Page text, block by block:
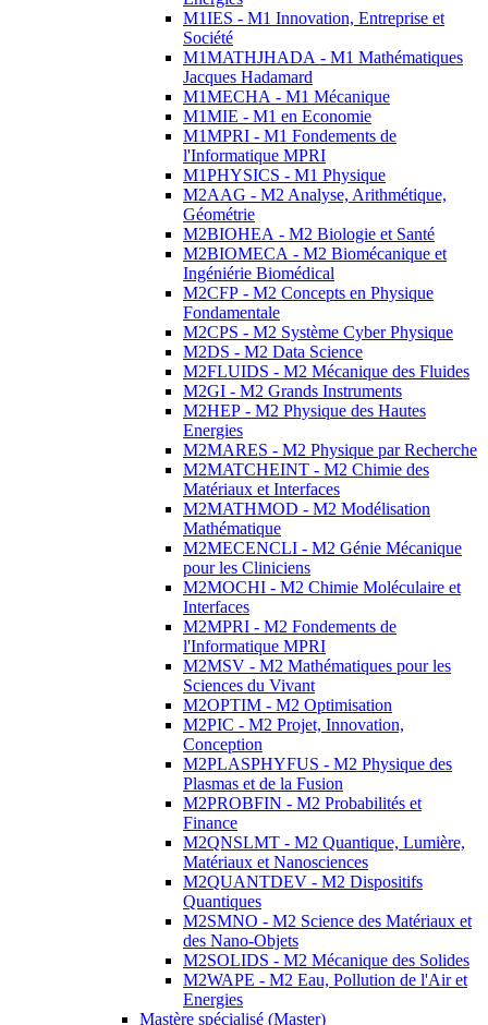
M1IES - M1 Innovation, Entreprise et
Société
M1MATHJHADA - M1 Mathématiques
Jacques Hadamard
M1MECHA - M1 Mécanique
M1MIE - M1 en Economie
M1MPRI - M1 Fondements de
l'Informatique MPRI
M1PHYSICS - M1 Physique
M2AAG - M2 Analyse, Arithmétique,
Géométrie
M2BIOHEA - M2 Biologie et Santé
M2BIOMECA - M2 Biomécanique et
Ingéniérie Biomédical
M2CFP - M2 Concepts en Physique
Fondamentale
M2CPS - M2 Système Cyber Physique
M2DS - M2 Data Science
M2FLUIDS - M2 Mécanique des Fluides
M2GI - M2 Grands Instruments
M2HEP - M2 Physique des Hautes
Energies
M2MARES - M2 Physique par Recherche
M2MATCHEINT - M2 Chimie des
Matériaux et Interfaces
M2MATHMOD - M2 Modélisation
Mathématique
M2MECENCLI - M2 Génie Mécanique
pour les Cliniciens
M2MOCHI - M2 Chimie Moléculaire et
Interfaces
M2MPRI - M2 Fondements de
l'Informatique MPRI
M2MSV - M2 Mathématiques pour les
Sciences du Vivant
M2OPTIM - M2 Optimisation
M2PIC - M2 Projet, Innovation,
Conception
M2PLASPHYFUS - M2 Physique des
Plasmas et de la Fusion
M2PROBFIN - M2 Probabilités et
Finance
M2QNSLMT - M2 Quantique, Lumière,
Matériaux et Nanosciences
M2QUANTDEV - M2 Dispositifs
Quantiques
M2SMNO - M2 Science des Matériaux et
des Nano-Objets
M2SOLIDS - M2 Mécanique des Solides
M2WAPE - M2 Eau, Pollution de l'Air et
Energies
Mastère spécialisé (Master)